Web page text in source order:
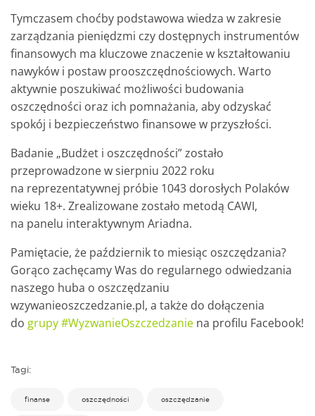
Tymczasem choćby podstawowa wiedza w zakresie
zarządzania pieniędzmi czy dostępnych instrumentów
finansowych ma kluczowe znaczenie w kształtowaniu
nawyków i postaw prooszczędnościowych. Warto
aktywnie poszukiwać możliwości budowania
oszczędności oraz ich pomnażania, aby odzyskać
spokój i bezpieczeństwo finansowe w przyszłości.
Badanie „Budżet i oszczędności” zostało
przeprowadzone w sierpniu 2022 roku
na reprezentatywnej próbie 1043 dorosłych Polaków
wieku 18+. Zrealizowane zostało metodą CAWI,
na panelu interaktywnym Ariadna.
Pamiętacie, że październik to miesiąc oszczędzania?
Gorąco zachęcamy Was do regularnego odwiedzania
naszego huba o oszczędzaniu
wzywanieoszczedzanie.pl, a także do dołączenia
do grupy #WyzwanieOszczedzanie na profilu Facebook!
Tagi:
finanse oszczędności oszczędzanie